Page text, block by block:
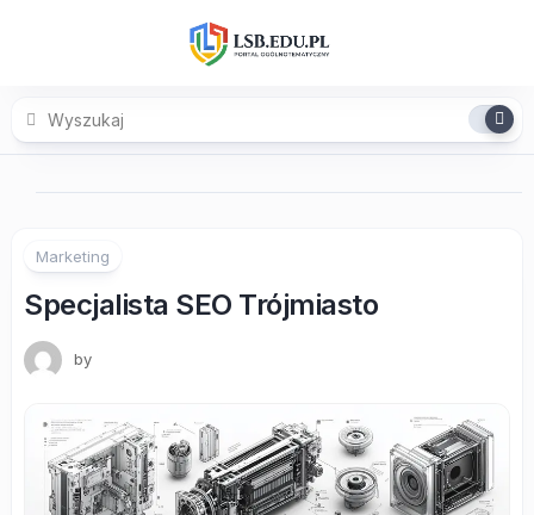
Marketing
Specjalista SEO Trójmiasto
by